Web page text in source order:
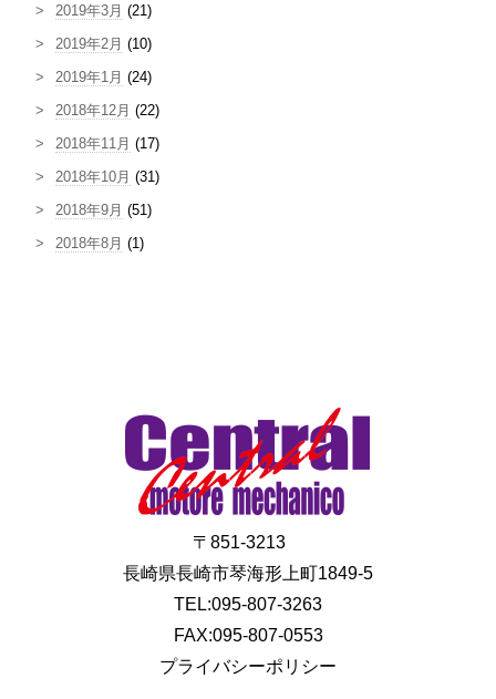
2019年3月 (21)
2019年2月 (10)
2019年1月 (24)
2018年12月 (22)
2018年11月 (17)
2018年10月 (31)
2018年9月 (51)
2018年8月 (1)
〒851-3213
長崎県長崎市琴海形上町1849-5
TEL:095-807-3263
FAX:095-807-0553
プライバシーポリシー